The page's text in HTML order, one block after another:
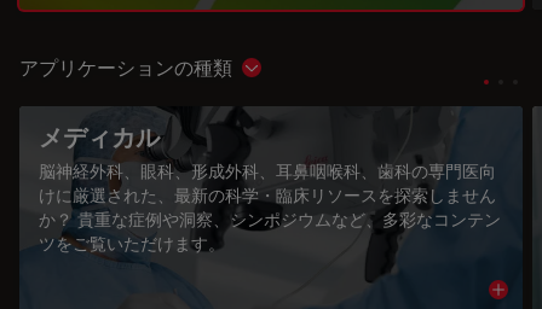
アプリケーションの種類 Show subnavigation
メディカル
脳神経外科、眼科、形成外科、耳鼻咽喉科、歯科の専門医向
けに厳選された、最新の科学・臨床リソースを探索しません
か？ 貴重な症例や洞察、シンポジウムなど、多彩なコンテン
ツをご覧いただけます。